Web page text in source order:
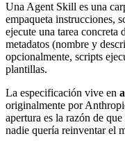
Una Agent Skill es una
empaqueta instrucciones,
ejecute una tarea
metadatos (nombre y
opcionalmente, scripts
plantillas.
La especificación vive en
originalmente por
apertura es la razón de
nadie quería reinventar el